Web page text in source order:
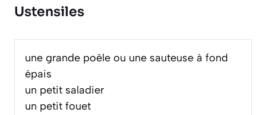
Ustensiles
une grande poêle ou une sauteuse à fond
épais
un petit saladier
un petit fouet